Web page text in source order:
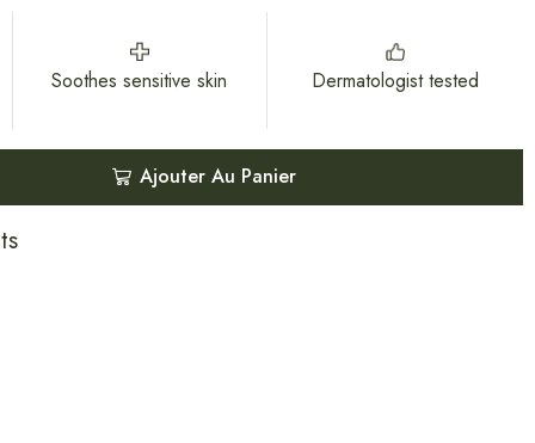
Soothes sensitive skin Dermatologist tested
Ajouter Au Panier